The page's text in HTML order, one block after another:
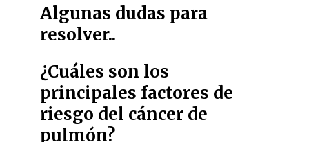
Algunas dudas para
resolver..
¿Cuáles son los
principales factores de
riesgo del cáncer de
pulmón?